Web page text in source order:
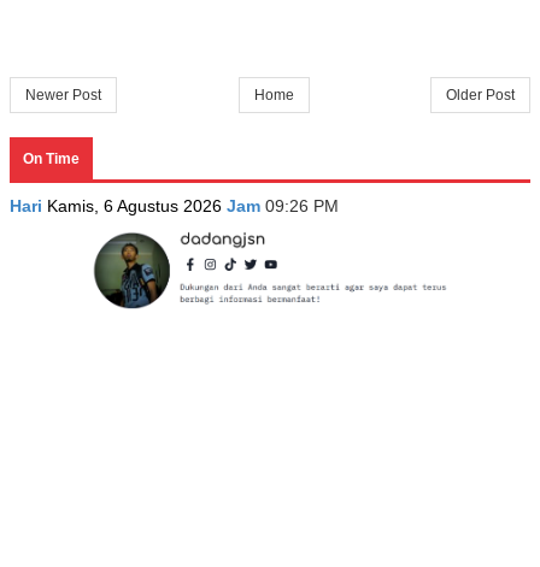
Newer Post Older Post
Home
On Time
Hari Kamis, 6 Agustus 2026 Jam 09:26 PM